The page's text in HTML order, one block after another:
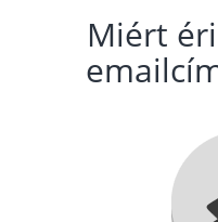
Miért